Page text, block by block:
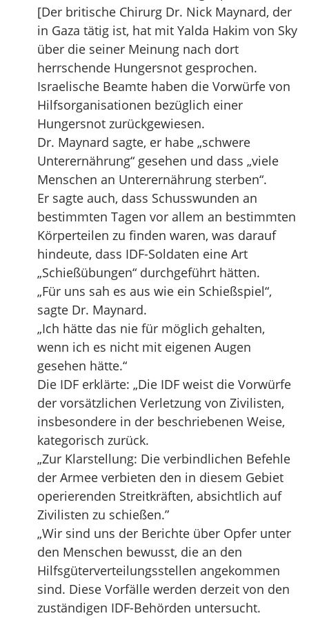
[Der britische Chirurg Dr. Nick Maynard, der
in Gaza tätig ist, hat mit Yalda Hakim von Sky
über die seiner Meinung nach dort
herrschende Hungersnot gesprochen.
Israelische Beamte haben die Vorwürfe von
Hilfsorganisationen bezüglich einer
Hungersnot zurückgewiesen.
Dr. Maynard sagte, er habe „schwere
Unterernährung“ gesehen und dass „viele
Menschen an Unterernährung sterben“.
Er sagte auch, dass Schusswunden an
bestimmten Tagen vor allem an bestimmten
Körperteilen zu finden waren, was darauf
hindeute, dass IDF-Soldaten eine Art
„Schießübungen“ durchgeführt hätten.
„Für uns sah es aus wie ein Schießspiel“,
sagte Dr. Maynard.
„Ich hätte das nie für möglich gehalten,
wenn ich es nicht mit eigenen Augen
gesehen hätte.“
Die IDF erklärte: „Die IDF weist die Vorwürfe
der vorsätzlichen Verletzung von Zivilisten,
insbesondere in der beschriebenen Weise,
kategorisch zurück.
„Zur Klarstellung: Die verbindlichen Befehle
der Armee verbieten den in diesem Gebiet
operierenden Streitkräften, absichtlich auf
Zivilisten zu schießen.”
„Wir sind uns der Berichte über Opfer unter
den Menschen bewusst, die an den
Hilfsgüterverteilungsstellen angekommen
sind. Diese Vorfälle werden derzeit von den
zuständigen IDF-Behörden untersucht.